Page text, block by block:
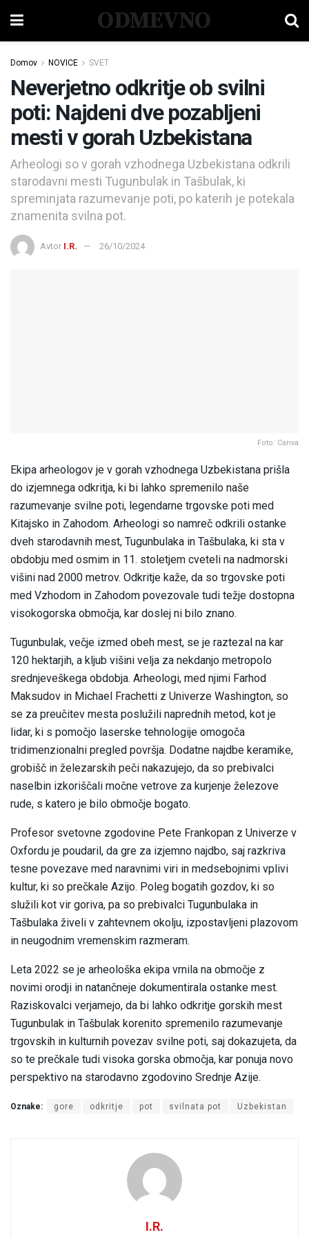
ODMEVNO
Domov NOVICE SVET
Neverjetno odkritje ob svilni
poti: Najdeni dve pozabljeni
mesti v gorah Uzbekistana
Arheologi so v gorah vzhodnega Uzbekistana odkrili
starodavni mesti Tugunbulak in Tašbulak, ki
spreminjata razumevanje poti, po katerih je potekala
znamenita svilna pot.
Avtor I.R. 26/10/2024
Foto: Canva
Ekipa arheologov je v gorah vzhodnega Uzbekistana prišla
do izjemnega odkritja, ki bi lahko spremenilo naše
razumevanje svilne poti, legendarne trgovske poti med
Kitajsko in Zahodom. Arheologi so namreč odkrili ostanke
dveh starodavnih mest, Tugunbulaka in Tašbulaka, ki sta v
obdobju med osmim in 11. stoletjem cveteli na nadmorski
višini nad 2000 metrov. Odkritje kaže, da so trgovske poti
med Vzhodom in Zahodom povezovale tudi težje dostopna
visokogorska območja, kar doslej ni bilo znano.
Tugunbulak, večje izmed obeh mest, se je raztezal na kar
120 hektarjih, a kljub višini velja za nekdanjo metropolo
srednjeveškega obdobja. Arheologi, med njimi Farhod
Maksudov in Michael Frachetti z Univerze Washington, so
se za preučitev mesta poslužili naprednih metod, kot je
lidar, ki s pomočjo laserske tehnologije omogoča
tridimenzionalni pregled površja. Dodatne najdbe keramike,
grobišč in železarskih peči nakazujejo, da so prebivalci
naselbin izkoriščali močne vetrove za kurjenje železove
rude, s katero je bilo območje bogato.
Profesor svetovne zgodovine Pete Frankopan z Univerze v
Oxfordu je poudaril, da gre za izjemno najdbo, saj razkriva
tesne povezave med naravnimi viri in medsebojnimi vplivi
kultur, ki so prečkale Azijo. Poleg bogatih gozdov, ki so
služili kot vir goriva, pa so prebivalci Tugunbulaka in
Tašbulaka živeli v zahtevnem okolju, izpostavljeni plazovom
in neugodnim vremenskim razmeram.
Leta 2022 se je arheološka ekipa vrnila na območje z
novimi orodji in natančneje dokumentirala ostanke mest.
Raziskovalci verjamejo, da bi lahko odkritje gorskih mest
Tugunbulak in Tašbulak korenito spremenilo razumevanje
trgovskih in kulturnih povezav svilne poti, saj dokazujeta, da
so te prečkale tudi visoka gorska območja, kar ponuja novo
perspektivo na starodavno zgodovino Srednje Azije.
Oznake: gore odkritje pot svilnata pot Uzbekistan
I.R.